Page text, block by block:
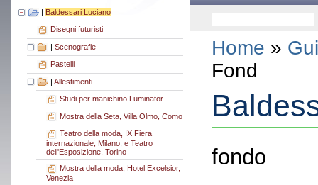
| Baldessari Luciano
Disegni futuristi
| Scenografie
Pastelli
| Allestimenti
Studi per manichino Luminator
Mostra della Seta, Villa Olmo, Como
Teatro della moda, IX Fiera
internazionale, Milano, e Teatro
dell'Esposizione, Torino
Mostra della moda, Hotel Excelsior,
Venezia
Home »
Fond
fondo